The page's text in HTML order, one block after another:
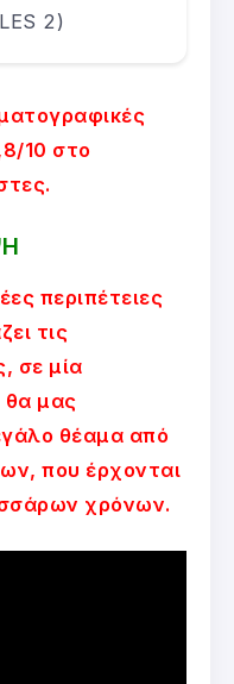
2)
10 στο
περιπέτειες
τις
σε μία
θα μας
θέαμα από
που έρχονται
χρόνων.